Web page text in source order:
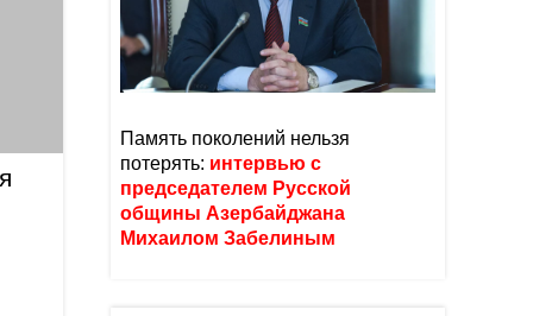
Память поколений нельзя
потерять: интервью с
председателем Русской
общины Азербайджана
Михаилом Забелиным